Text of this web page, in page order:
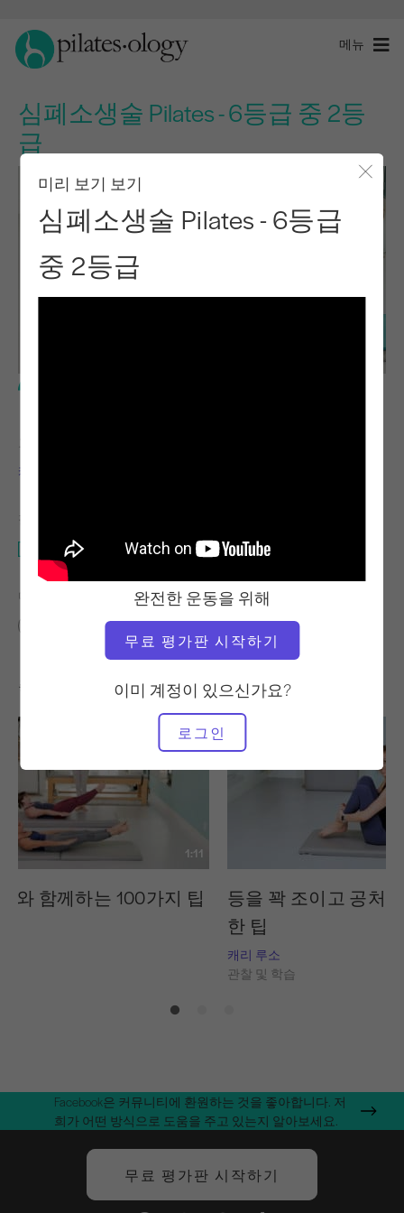
메뉴
심폐소생술 Pilates - 6등급 중 2등
급
모달
미리 보기 보기
심폐소생술 Pilates - 6등급
중 2등급
완전한 운동을 위해
무료 평가판 시작하기
이미 계정이 있으신가요?
로그인
캐리 루소
필요한 장비
매트
다음에 대한 유사한 클래스 찾기
10~20분 매트
좋아할 만한 다른 운동
1:11
와 함께하는 100가지 팁
등을 꽉 조이고 공처
한 팁
캐리 루소
관찰 및 학습
Facebook은 커뮤니티에 환원하는 것을 좋아합니다. 저
희가 어떤 방식으로 도움을 주고 있는지 알아보세요.
무료 평가판 시작하기